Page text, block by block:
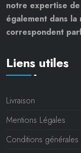
notre expertise de
également dans
correspondent
Liens utiles
Livraison
Mentions Légales
Conditions